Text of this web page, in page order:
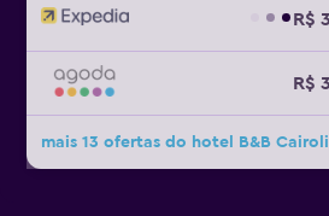
R$
R$
mais 13 ofertas do hotel B&B Cairoli